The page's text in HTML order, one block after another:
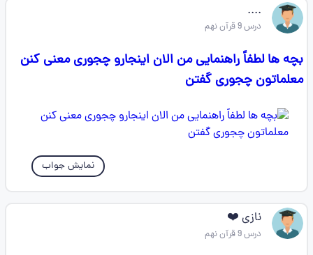
....
درس 9 قرآن نهم
بچه ها لطفاً راهنمایی من الان اینجارو چجوری معنی کنن
معلماتون چجوری گفتن
نمایش جواب
نازی ❤️
درس 9 قرآن نهم